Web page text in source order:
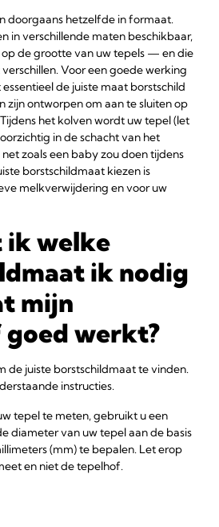
doorgaans hetzelfde in formaat.
in verschillende maten beschikbaar,
de grootte van uw tepels — en die
Voor een goede werking
de juiste maat borstschild
zijn ontworpen om aan te sluiten op
het kolven wordt uw tepel (let
in de schacht van het
zoals een baby zou doen tijdens
borstschildmaat kiezen is
melkverwijdering en voor uw
ik welke
ik nodig
mijn
werkt?
de juiste borstschildmaat te vinden.
instructies.
tepel te meten, gebruikt u een
diameter van uw tepel aan de basis
(mm) te bepalen. Let erop
en niet de tepelhof.